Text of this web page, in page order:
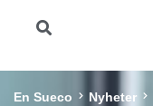
En Sueco Nyheter